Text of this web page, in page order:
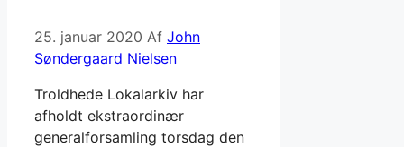
25. januar 2020 Af John
Søndergaard Nielsen
Troldhede Lokalarkiv har
afholdt ekstraordinær
generalforsamling torsdag den